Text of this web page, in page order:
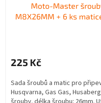
Moto-Master
M8X26MM + 6 ks
225 Kč
Sada šroubů a matic pro
Husqvarna, Gas Gas,